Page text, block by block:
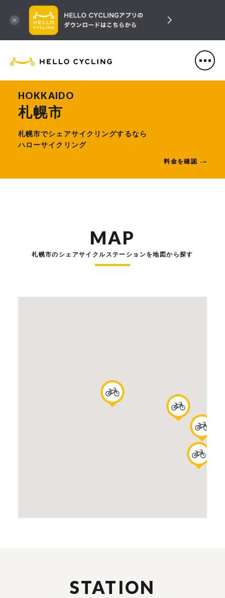
HELLO CYCLING（ハローサ
HOKKAIDO
札幌市
札幌市でシェアサイクリングするなら
ハローサイクリング
料金を確認
MAP
札幌市のシェアサイクルステーションを地図から探す
STATION